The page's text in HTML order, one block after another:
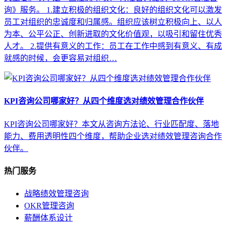
询》服务。 1.建立积极的组织文化：良好的组织文化可以激发
员工对组织的忠诚度和归属感。组织应该树立积极向上、以人
为本、公平公正、创新进取的文化价值观，以吸引和留住优秀
人才。 2.提供有意义的工作：员工在工作中感到有意义、有成
就感的时候，会更容易对组织…
KPI咨询公司哪家好？从四个维度选对绩效管理合作伙伴
KPI咨询公司哪家好？本文从咨询方法论、行业匹配度、落地
能力、费用透明性四个维度，帮助企业选对绩效管理咨询合作
伙伴。
热门服务
战略绩效管理咨询
OKR管理咨询
薪酬体系设计